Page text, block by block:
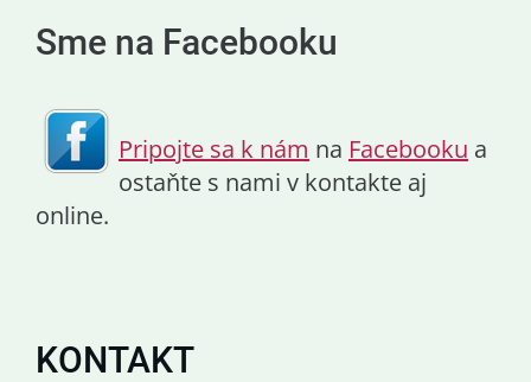
Sme na Facebooku
Pripojte sa k nám na Facebooku a
ostaňte s nami v kontakte aj
online.
KONTAKT